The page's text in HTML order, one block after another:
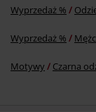
Wyprzedaż %
Wyprzedaż %
Motywy Czarna